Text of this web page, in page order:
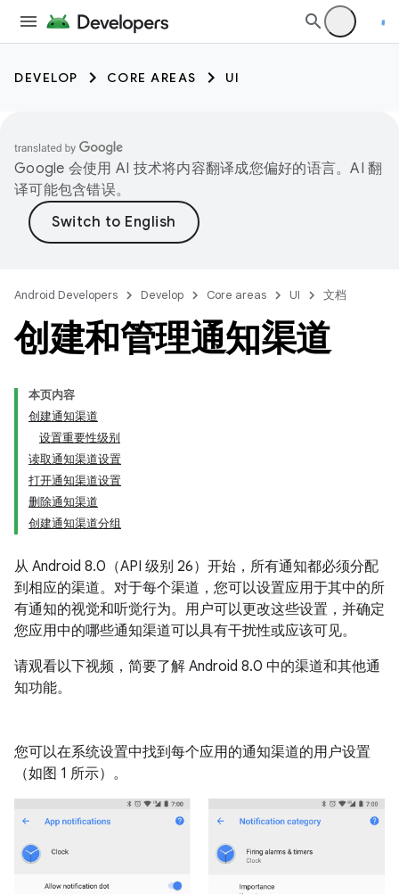
DEVELOP CORE AREAS UI
Google 会使用 AI 技术将内容翻译成您偏好的语言。AI 翻
译可能包含错误。
Android Developers Develop Core areas UI 文档
创建和管理通知渠道
本页内容
创建通知渠道
设置重要性级别
读取通知渠道设置
打开通知渠道设置
删除通知渠道
创建通知渠道分组
从 Android 8.0（API 级别 26）开始，所有通知都必须分配
到相应的渠道。对于每个渠道，您可以设置应用于其中的所
有通知的视觉和听觉行为。用户可以更改这些设置，并确定
您应用中的哪些通知渠道可以具有干扰性或应该可见。
请观看以下视频，简要了解 Android 8.0 中的渠道和其他通
知功能。
您可以在系统设置中找到每个应用的通知渠道的用户设置
（如图 1 所示）。